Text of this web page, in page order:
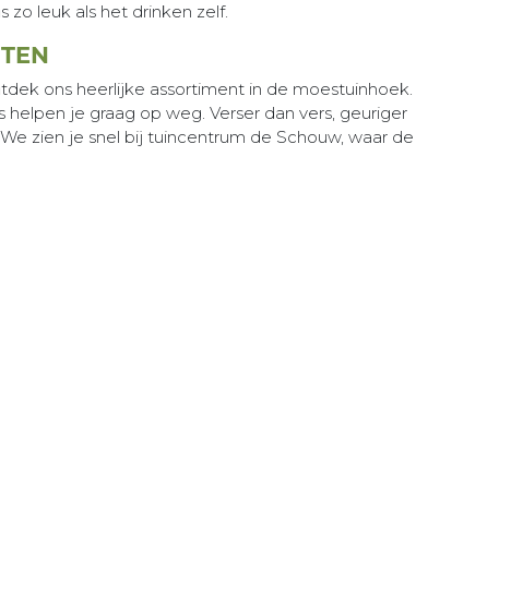
leuk als het drinken zelf.
ons heerlijke assortiment in de moestuinhoek.
je graag op weg. Verser dan vers, geuriger
zien je snel bij tuincentrum de Schouw, waar de